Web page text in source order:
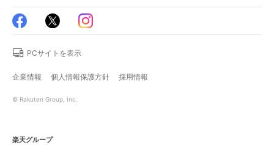
PCサイトを表示
企業情報 個人情報保護方針 採用情報
© Rakuten Group, Inc.
楽天グループ